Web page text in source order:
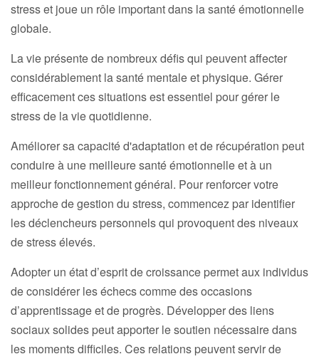
stress et joue un rôle important dans la santé émotionnelle
globale.
La vie présente de nombreux défis qui peuvent affecter
considérablement la santé mentale et physique. Gérer
efficacement ces situations est essentiel pour gérer le
stress de la vie quotidienne.
Améliorer sa capacité d'adaptation et de récupération peut
conduire à une meilleure santé émotionnelle et à un
meilleur fonctionnement général. Pour renforcer votre
approche de gestion du stress, commencez par identifier
les déclencheurs personnels qui provoquent des niveaux
de stress élevés.
Adopter un état d’esprit de croissance permet aux individus
de considérer les échecs comme des occasions
d’apprentissage et de progrès. Développer des liens
sociaux solides peut apporter le soutien nécessaire dans
les moments difficiles. Ces relations peuvent servir de